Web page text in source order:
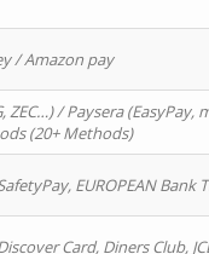
/ Amazon pay
ZEC…) / Paysera (EasyPay,
(20+ Methods)
EUROPEAN Bank
Card, Diners Club,